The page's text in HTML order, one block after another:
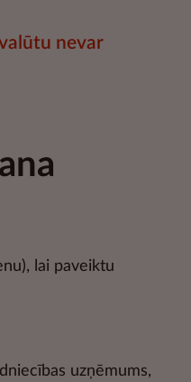
nevar
lai paveiktu
uzņēmums,